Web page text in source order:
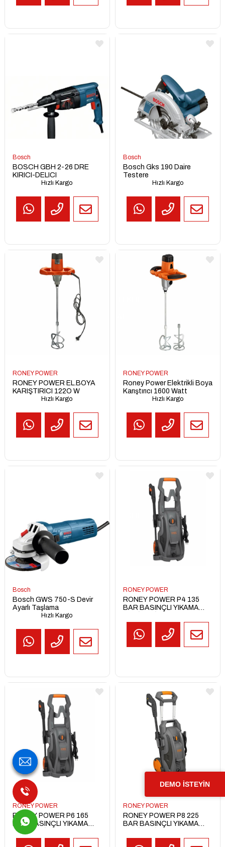
Bosch
BOSCH GBH 2-26 DRE
KIRICI-DELICI
Hızlı Kargo
Bosch
Bosch Gks 190 Daire
Testere
Hızlı Kargo
RONEY POWER
RONEY POWER EL.BOYA
KARIŞTIRICI 122O W
Hızlı Kargo
RONEY POWER
Roney Power Elektrikli Boya
Karıştırıcı 1600 Watt
Hızlı Kargo
Bosch
Bosch GWS 750-S Devir
Ayarlı Taşlama
Hızlı Kargo
RONEY POWER
RONEY POWER P4 135
BAR BASINÇLI YIKAMA
RONEY POWER
RONEY POWER P6 165
BAR BASINÇLI YIKAMA
MAKİNESİ 2100 W
RONEY POWER
RONEY POWER P8 225
BAR BASINÇLI YIKAMA
DEMO İSTEYİN